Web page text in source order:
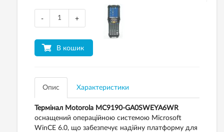
- +
В кошик
Опис Характеристики
Термінал Motorola MC9190-GA0SWEYA6WR
оснащений операційною системою Microsoft
WinCE 6.0, що забезпечує надійну платформу для